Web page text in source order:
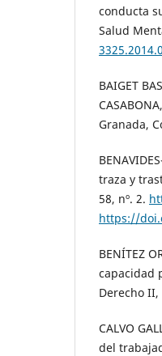
conducta
Salud
BAIGET
Granada,
traza y
58, nº. 2.
https://
BENÍTEZ
capacidad
Derecho
CALVO
del